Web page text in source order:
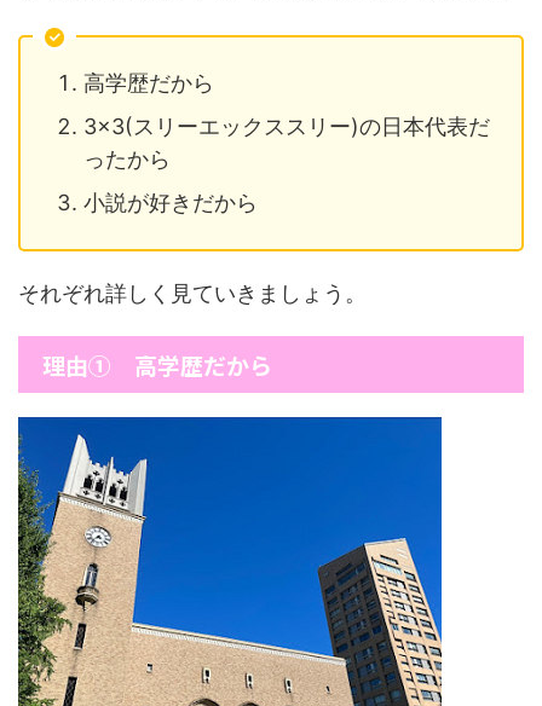
高学歴だから
3×3(スリーエックススリー)の日本代表だ
ったから
小説が好きだから
それぞれ詳しく見ていきましょう。
理由① 高学歴だから